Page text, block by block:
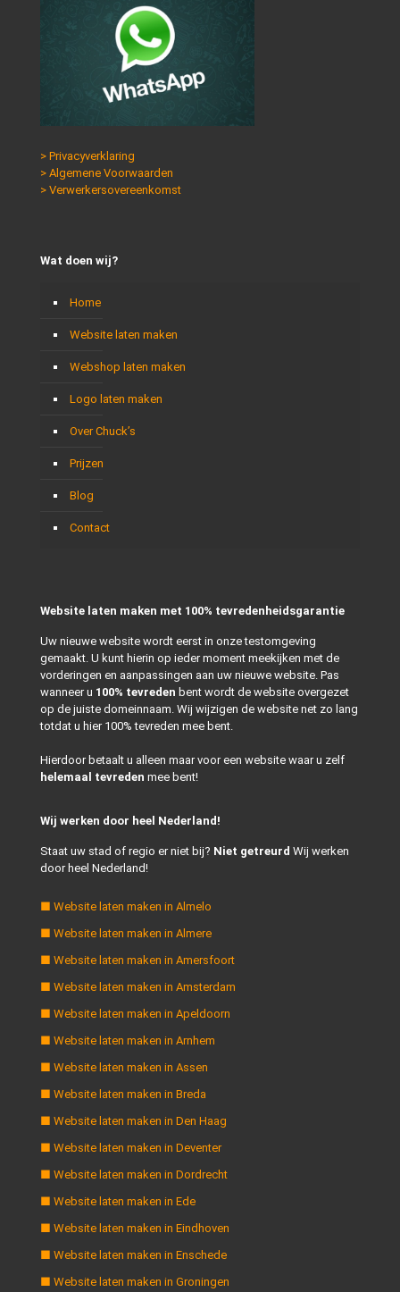
> Privacyverklaring
> Algemene Voorwaarden
> Verwerkersovereenkomst
Wat doen wij?
Home
Website laten maken
Webshop laten maken
Logo laten maken
Over Chuck’s
Prijzen
Blog
Contact
Website laten maken met 100% tevredenheidsgarantie
Uw nieuwe website wordt eerst in onze testomgeving
gemaakt. U kunt hierin op ieder moment meekijken met de
vorderingen en aanpassingen aan uw nieuwe website. Pas
wanneer u 100% tevreden bent wordt de website overgezet
op de juiste domeinnaam. Wij wijzigen de website net zo lang
totdat u hier 100% tevreden mee bent.
Hierdoor betaalt u alleen maar voor een website waar u zelf
helemaal tevreden mee bent!
Wij werken door heel Nederland!
Staat uw stad of regio er niet bij? Niet getreurd Wij werken
door heel Nederland!
■ Website laten maken in Almelo
■ Website laten maken in Almere
■ Website laten maken in Amersfoort
■ Website laten maken in Amsterdam
■ Website laten maken in Apeldoorn
■ Website laten maken in Arnhem
■ Website laten maken in Assen
■ Website laten maken in Breda
■ Website laten maken in Den Haag
■ Website laten maken in Deventer
■ Website laten maken in Dordrecht
■ Website laten maken in Ede
■ Website laten maken in Eindhoven
■ Website laten maken in Enschede
■ Website laten maken in Groningen